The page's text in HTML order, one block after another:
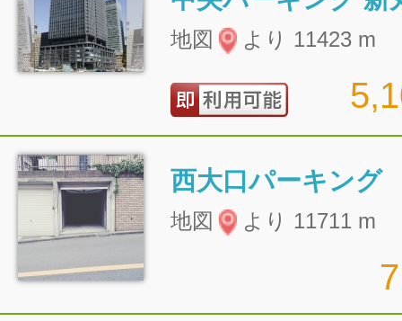
地図 より 11423 m
西大口パーキング
地図 より 11711 m